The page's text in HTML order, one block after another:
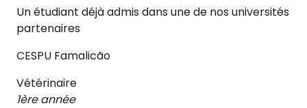
Un étudiant déjà admis dans une de nos universités
partenaires
CESPU Famalicão
Vétérinaire
1ère année